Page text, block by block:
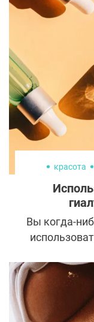
В этом
Токио
красоты.
красота
Вы когда-
том, что
здоровый,
лица, вам
дуэта